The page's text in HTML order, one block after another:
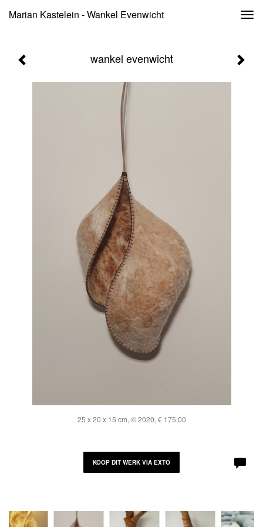
Marian Kastelein - Wankel Evenwicht
wankel evenwicht
25 x 20 x 15 cm, © 2020, € 175,00
KOOP DIT WERK VIA EXTO